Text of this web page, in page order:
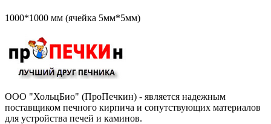
1000*1000 мм (ячейка 5мм*5мм)
ООО "ХольцБио" (ПроПечкин) - является надежным
поставщиком печного кирпича и сопутствующих материалов
для устройства печей и каминов.